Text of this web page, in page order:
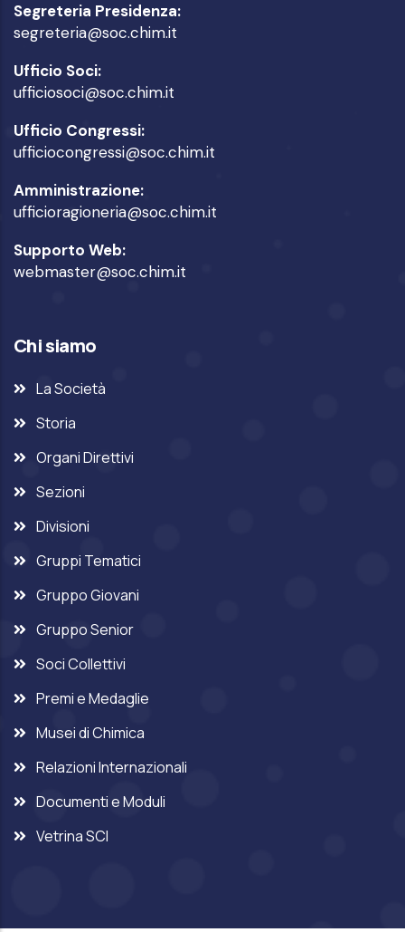
Segreteria Presidenza:
segreteria@soc.chim.it
Ufficio Soci:
ufficiosoci@soc.chim.it
Ufficio Congressi:
ufficiocongressi@soc.chim.it
Amministrazione:
ufficioragioneria@soc.chim.it
Supporto Web:
webmaster@soc.chim.it
Chi siamo
La Società
Storia
Organi Direttivi
Sezioni
Divisioni
Gruppi Tematici
Gruppo Giovani
Gruppo Senior
Soci Collettivi
Premi e Medaglie
Musei di Chimica
Relazioni Internazionali
Documenti e Moduli
Vetrina SCI